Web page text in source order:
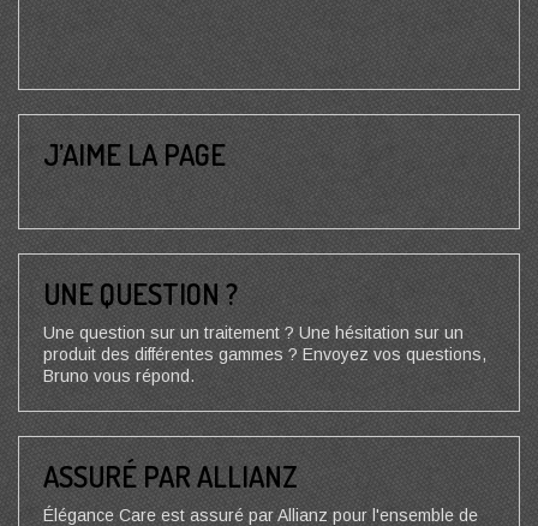
J’AIME LA PAGE
UNE QUESTION ?
Une question sur un traitement ? Une hésitation sur un
produit des différentes gammes ? Envoyez vos questions,
Bruno vous répond.
ASSURÉ PAR ALLIANZ
Élégance Care est assuré par Allianz pour l'ensemble de